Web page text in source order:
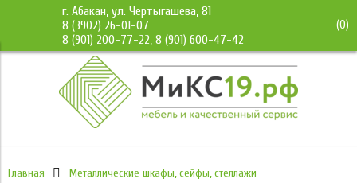
г. Абакан, ул. Чертыгашева, 81
8 (3902) 26-01-07
8 (901) 200-77-22, 8 (901) 600-47-42
(0)
Главная
Металлические шкафы, сейфы, стеллажи